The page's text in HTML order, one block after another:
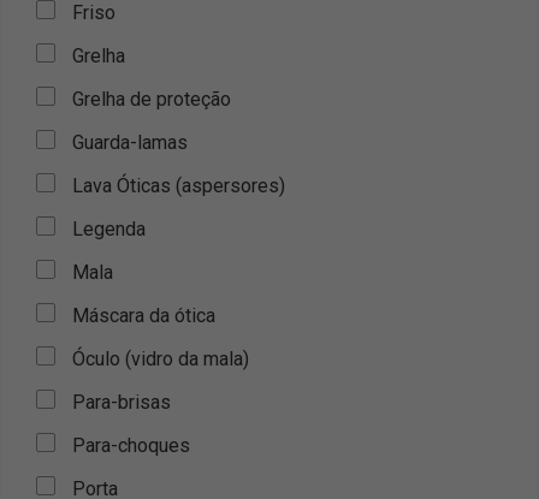
Friso
Grelha
Grelha de proteção
Guarda-lamas
Lava Óticas (aspersores)
Legenda
Mala
Máscara da ótica
Óculo (vidro da mala)
Para-brisas
Para-choques
Porta